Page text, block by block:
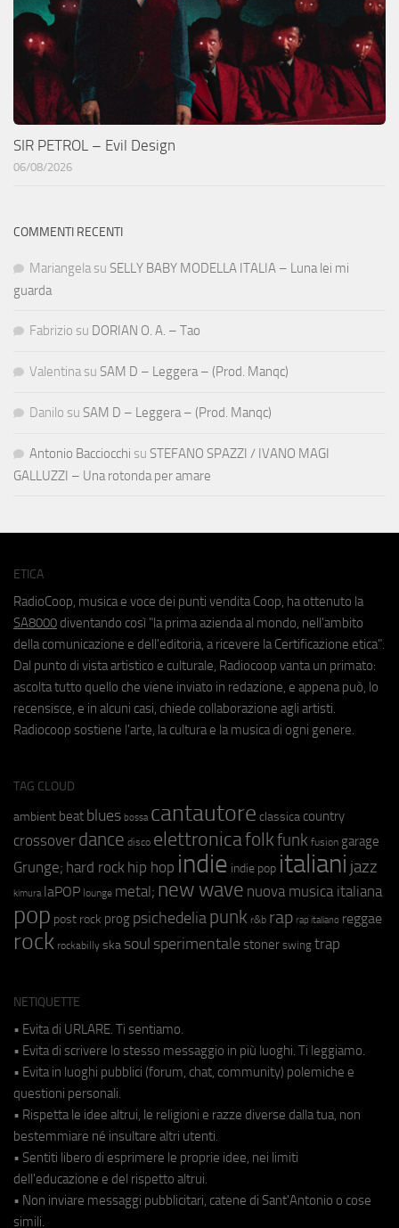
SIR PETROL – Evil Design
06/08/2026
COMMENTI RECENTI
Mariangela su SELLY BABY MODELLA ITALIA – Luna lei mi
guarda
Fabrizio su DORIAN O. A. – Tao
Valentina su SAM D – Leggera – (Prod. Manqc)
Danilo su SAM D – Leggera – (Prod. Manqc)
Antonio Bacciocchi su STEFANO SPAZZI / IVANO MAGI
GALLUZZI – Una rotonda per amare
ETICA
RadioCoop, musica e voce dei punti vendita Coop, ha ottenuto la
SA8000 diventando così "la prima azienda al mondo, nell'ambito
della comunicazione e dell'editoria, a ricevere la Certificazione etica".
Dal punto di vista artistico e culturale, Radiocoop vanta un primato:
ascolta tutto quello che viene inviato in redazione, e appena può, lo
recensisce, e in alcuni casi, chiede collaborazione agli artisti.
Radiocoop sostiene l'arte, la cultura e la musica di ogni genere.
TAG CLOUD
ambient beat blues bossa cantautore classica country
crossover dance disco elettronicafolkfunk fusion garage
Grunge; hard rock hip hop indie indie pop italiani jazz
kimura laPOP lounge metal; new wave nuova musica italiana
pop post rock prog psichedeliapunk r&b rap rap italiano reggae
rock rockabilly ska soul sperimentale stoner swing trap
NETIQUETTE
• Evita di URLARE. Ti sentiamo.
• Evita di scrivere lo stesso messaggio in più luoghi. Ti leggiamo.
• Evita in luoghi pubblici (forum, chat, community) polemiche e
questioni personali.
• Rispetta le idee altrui, le religioni e razze diverse dalla tua, non
bestemmiare né insultare altri utenti.
• Sentiti libero di esprimere le proprie idee, nei limiti
dell'educazione e del rispetto altrui.
• Non inviare messaggi pubblicitari, catene di Sant'Antonio o cose
simili.